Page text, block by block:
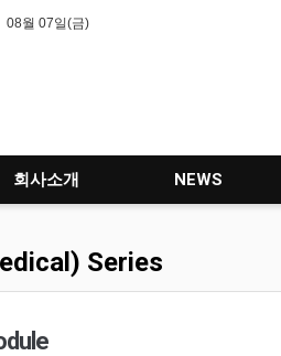
08월 07일(금)
회사소개 NEWS
Series